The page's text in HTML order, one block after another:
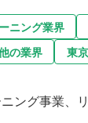
ニング業界
の業界
東
ング事業、